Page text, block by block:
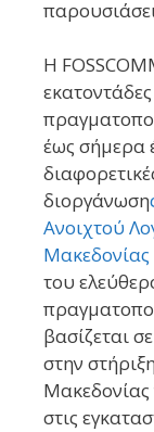
H
έως σήμερα
διοργάνωση
Ανοιχτού
Μακεδονίας
του
βασίζεται
στην
Μακεδονίας
στις